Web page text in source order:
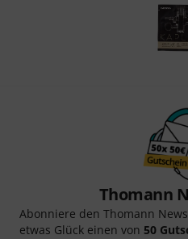
Thomann
Abonniere den Thomann
etwas Glück einen von 50